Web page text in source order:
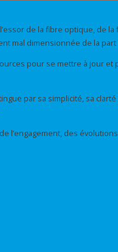
de la fibre optique, de
mal dimensionnée de la
pour se mettre à jour
par sa simplicité, sa
l’engagement, des